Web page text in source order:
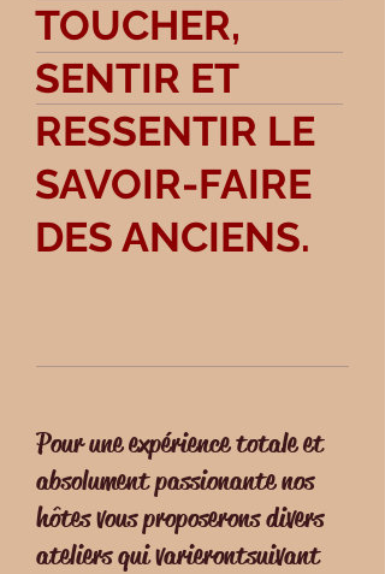
TOUCHER,
SENTIR ET
RESSENTIR LE
SAVOIR-FAIRE
DES ANCIENS.
Pour une expérience totale et
absolument passionante nos
hôtes vous proposerons divers
ateliers qui varieront suivant